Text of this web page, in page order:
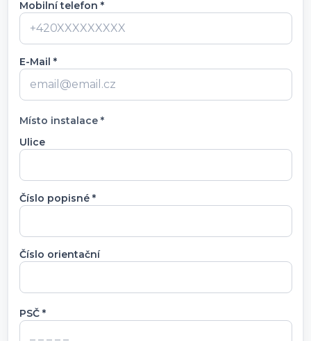
Mobilní telefon *
E-Mail *
Místo instalace *
Ulice
Číslo popisné *
Číslo orientační
PSČ *